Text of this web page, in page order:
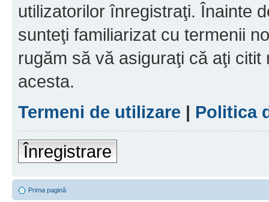
utilizatorilor înregistraţi. Înainte
sunteţi familiarizat cu termenii
rugăm să vă asiguraţi că aţi
acesta.
Termeni de utilizare | Politica
Înregistrare
Prima pagină